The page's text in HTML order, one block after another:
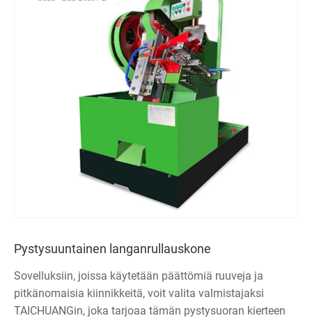
Pystysuuntainen langanrullauskone
Sovelluksiin, joissa käytetään päättömiä ruuveja ja
pitkänomaisia ​​kiinnikkeitä, voit valita valmistajaksi
TAICHUANGin, joka tarjoaa tämän pystysuoran kierteen